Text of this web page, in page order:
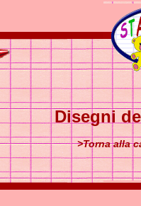
Disegni
>Torna alla